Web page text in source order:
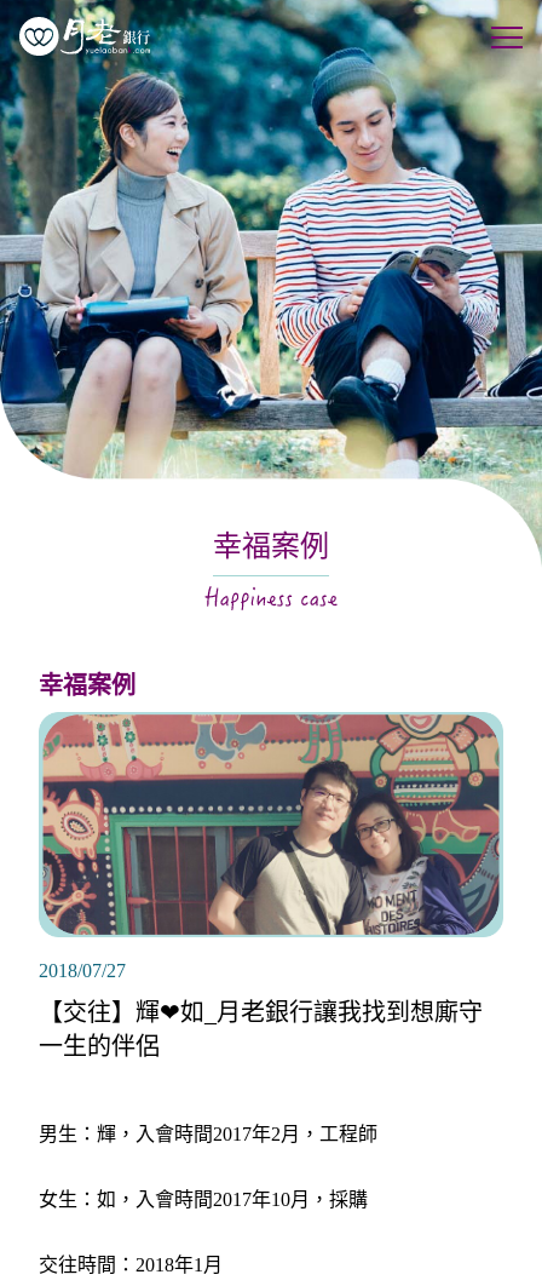
優質會員
行動交友
聯誼活動
幸福案例
最新動態
活動花絮
關於月老幸福案例
幸福案例
2018/07/27
【交往】輝❤如_月老銀行讓我找到想廝守
一生的伴侶
男生：輝，入會時間2017年2月，工程師
女生：如，入會時間2017年10月，採購
交往時間：2018年1月